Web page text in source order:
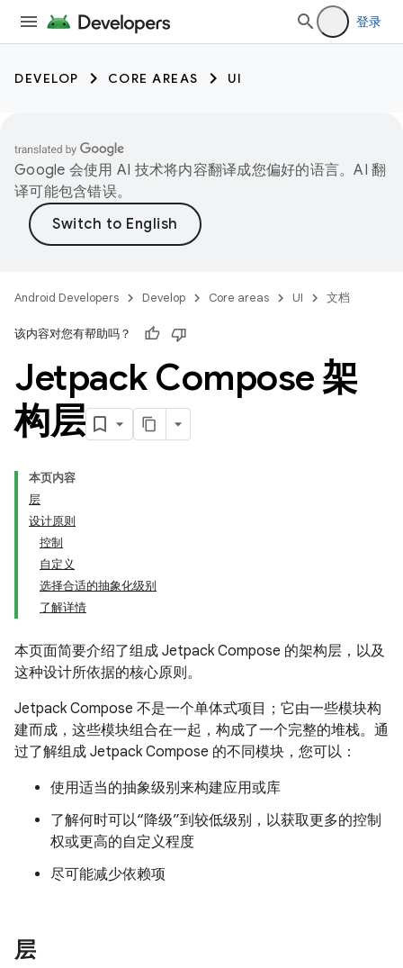
登录
DEVELOP CORE AREAS UI
Google 会使用 AI 技术将内容翻译成您偏好的语言。AI 翻
译可能包含错误。
Android Developers Develop Core areas UI 文档
该内容对您有帮助吗？
Jetpack Compose 架
构层
本页内容
层
设计原则
控制
自定义
选择合适的抽象化级别
了解详情
本页面简要介绍了组成 Jetpack Compose 的架构层，以及
这种设计所依据的核心原则。
Jetpack Compose 不是一个单体式项目；它由一些模块构
建而成，这些模块组合在一起，构成了一个完整的堆栈。通
过了解组成 Jetpack Compose 的不同模块，您可以：
使用适当的抽象级别来构建应用或库
了解何时可以“降级”到较低级别，以获取更多的控制
权或更高的自定义程度
尽可能减少依赖项
层